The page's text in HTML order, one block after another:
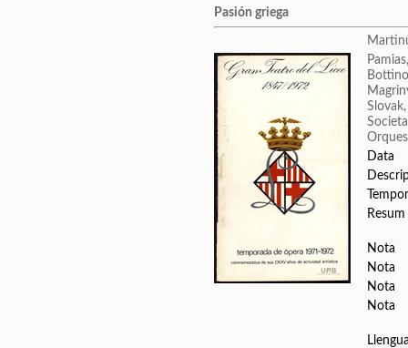
Pasión griega
Data
Resum
Nota
Nota
Nota
Nota